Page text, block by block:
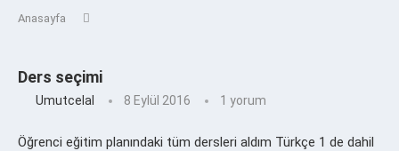
Anasayfa
Ders seçimi
Umutcelal 8 Eylül 2016 1 yorum
Öğrenci eğitim planındaki tüm dersleri aldım Türkçe 1 de dahil